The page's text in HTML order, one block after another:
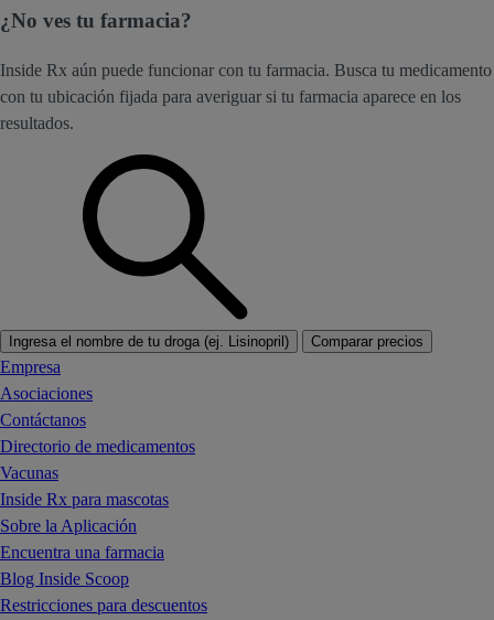
¿No ves tu farmacia?
Inside Rx aún puede funcionar con tu farmacia. Busca tu medicamento
con tu ubicación fijada para averiguar si tu farmacia aparece en los
resultados.
Ingresa el nombre de tu droga (ej. Lisinopril) Comparar precios
Empresa
Asociaciones
Contáctanos
Directorio de medicamentos
Vacunas
Inside Rx para mascotas
Sobre la Aplicación
Encuentra una farmacia
Blog Inside Scoop
Restricciones para descuentos